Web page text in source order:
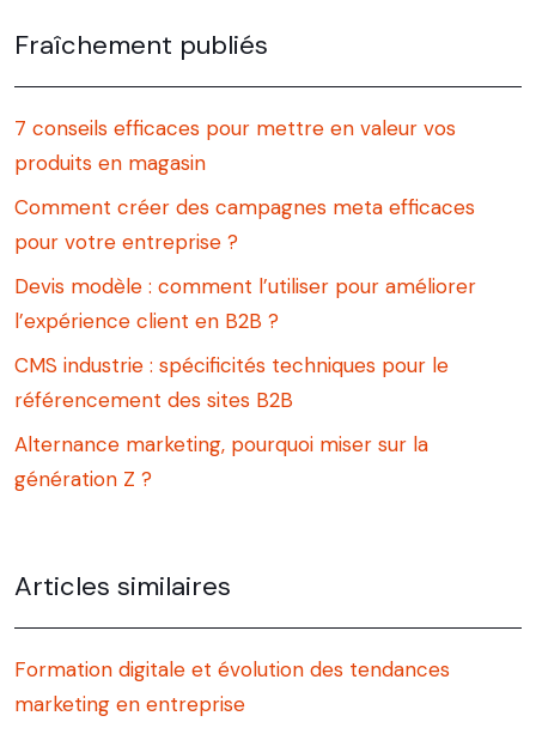
Fraîchement publiés
7 conseils efficaces pour mettre en valeur vos
produits en magasin
Comment créer des campagnes meta efficaces
pour votre entreprise ?
Devis modèle : comment l’utiliser pour améliorer
l’expérience client en B2B ?
CMS industrie : spécificités techniques pour le
référencement des sites B2B
Alternance marketing, pourquoi miser sur la
génération Z ?
Articles similaires
Formation digitale et évolution des tendances
marketing en entreprise